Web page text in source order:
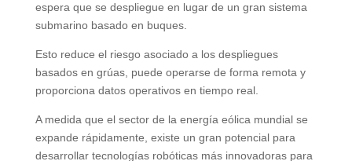
espera que se despliegue en lugar de un gran sistema
submarino basado en buques.
Esto reduce el riesgo asociado a los despliegues
basados ​​en grúas, puede operarse de forma remota y
proporciona datos operativos en tiempo real.
A medida que el sector de la energía eólica mundial se
expande rápidamente, existe un gran potencial para
desarrollar tecnologías robóticas más innovadoras para